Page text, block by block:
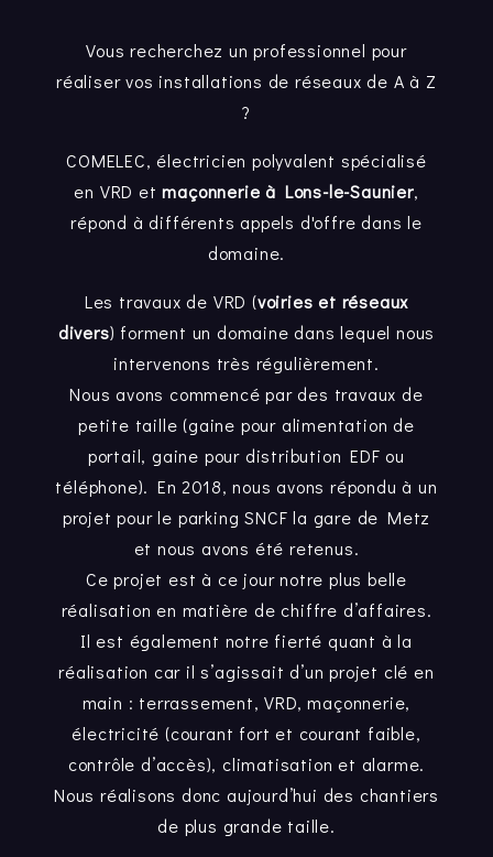
Vous recherchez un professionnel pour
réaliser vos installations de réseaux de A à Z
?
COMELEC, électricien polyvalent spécialisé
en VRD etmaçonnerie à Lons-le-Saunier,
répond à différents appels d'offre dans le
domaine.
Les travaux de VRD (voiries et réseaux
divers) forment un domaine dans lequel nous
intervenons très régulièrement.
Nous avons commencé par des travaux de
petite taille (gaine pour alimentation de
portail, gaine pour distribution EDF ou
téléphone). En 2018, nous avons répondu à un
projet pour le parking SNCF la gare de Metz
et nous avons été retenus.
Ce projet est à ce jour notre plus belle
réalisation en matière de chiffre d’affaires.
Il est également notre fierté quant à la
réalisation car il s’agissait d’un projet clé en
main : terrassement, VRD, maçonnerie,
électricité (courant fort et courant faible,
contrôle d’accès), climatisation et alarme.
Nous réalisons donc aujourd’hui des chantiers
de plus grande taille.